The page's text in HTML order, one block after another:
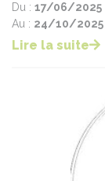
Du : 17/06/2025
Au : 24/10/2025
Lire la suite